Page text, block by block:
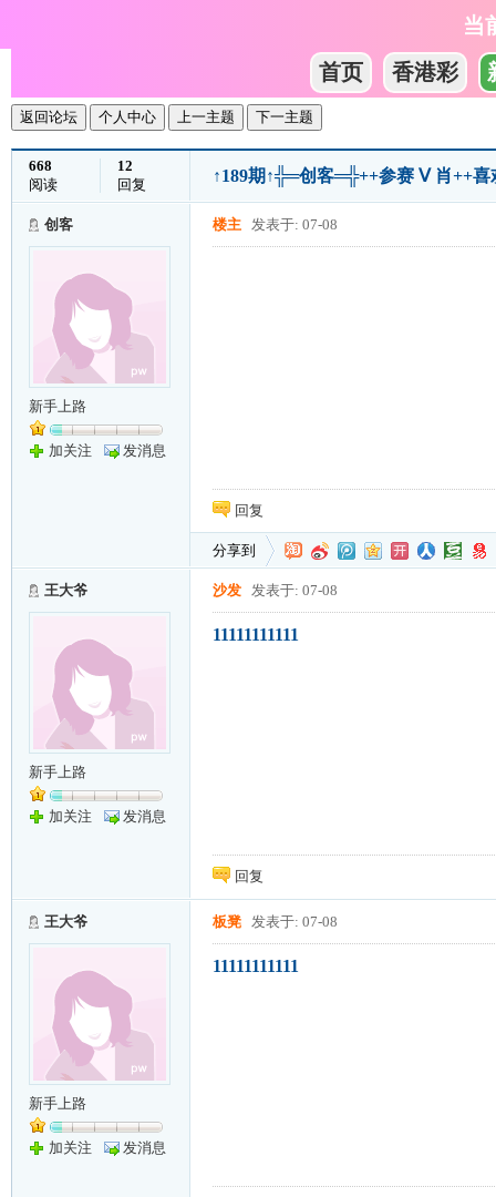
当
首页
香港彩
返回论坛 个人中心 上一主题 下一主题
668
阅读
12
回复
↑189期↑╬═创客═╬++参赛 Ⅴ 肖++
创客
新手上路
加关注 发消息
楼主 发表于: 07-08
回复
分享到
王大爷
新手上路
加关注 发消息
沙发 发表于: 07-08
11111111111
回复
王大爷
新手上路
加关注 发消息
板凳 发表于: 07-08
11111111111